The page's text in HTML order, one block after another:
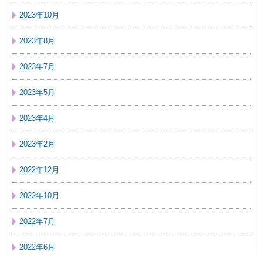
2023年10月
2023年8月
2023年7月
2023年5月
2023年4月
2023年2月
2022年12月
2022年10月
2022年7月
2022年6月